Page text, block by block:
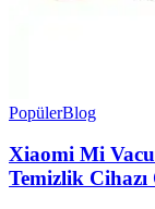
PopülerBlog
Xiaomi Mi
Temizlik